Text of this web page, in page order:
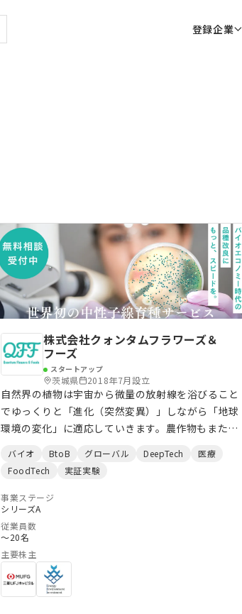
登録企業
株式会社クォンタムフラワーズ＆
フーズ
スタートアップ
茨城県 2018年7月設立
自然界の植物は宇宙から微量の放射線を浴びること
でゆっくりと「進化（突然変異）」しながら「地球
環境の変化」に適応していきます。農作物もまた地
化）と品種間の交配によって長い年月をかけて「進
化＝改良」が重ねられてきました。 しかし、近年
の「急速な」気候変動で栽培環境が悪化し、農作物
が高温や病害虫をはじめとした深刻な被害を受けて
います。このことは、収量や品質の低下による経済
的損失だけでなく、農業・酪農資材の高騰や、農家
の減少、特産物の消滅、原材料高騰、物価の上昇、
食の自給率低下、食糧問題など地球規模の様々な課
題に波及しています。気候変動対策として、農作物
バイオ BtoB グローバル DeepTech
医療
FoodTech
実証実験
事業ステージ
シリーズA
従業員数
〜20名
主要株主